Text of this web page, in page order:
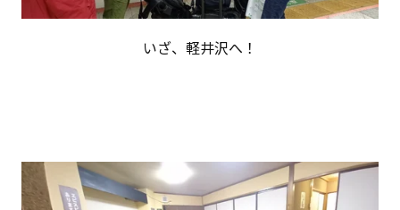
いざ、軽井沢へ！